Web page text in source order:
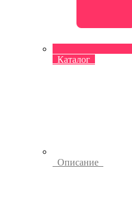
Каталог
Описание